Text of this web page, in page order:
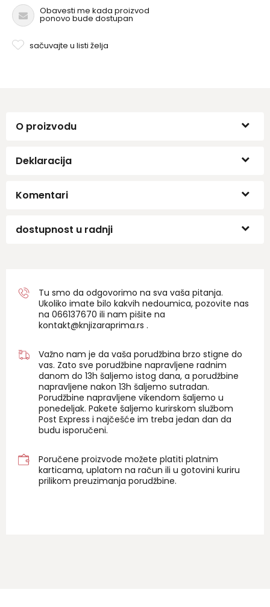
šetnje. Da je kvalitet prava reč za ranac govori i to da je
ranac vodoodbojan pa ga možete koristiti za različite
Obavesti me kada proizvod
ponovo bude dostupan
sačuvajte u listi želja
O proizvodu
Deklaracija
Komentari
dostupnost u radnji
Tu smo da odgovorimo na sva vaša pitanja.
Ukoliko imate bilo kakvih nedoumica, pozovite nas
na 066137670 ili nam pišite na
kontakt@knjizaraprima.rs .
Važno nam je da vaša porudžbina brzo stigne do
vas. Zato sve porudžbine napravljene radnim
danom do 13h šaljemo istog dana, a porudžbine
napravljene nakon 13h šaljemo sutradan.
Porudžbine napravljene vikendom šaljemo u
ponedeljak. Pakete šaljemo kurirskom službom
Post Express i najčešće im treba jedan dan da
budu isporučeni.
Poručene proizvode možete platiti platnim
karticama, uplatom na račun ili u gotovini kuriru
prilikom preuzimanja porudžbine.